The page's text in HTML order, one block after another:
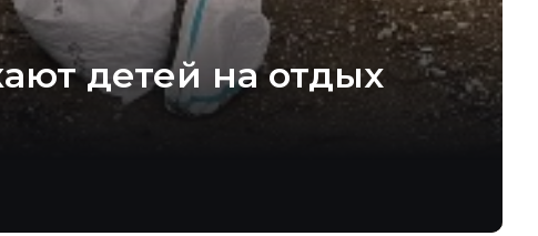
детей на отдых